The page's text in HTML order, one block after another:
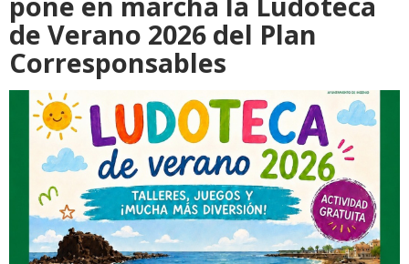
de Verano 2026 del Plan
Corresponsables